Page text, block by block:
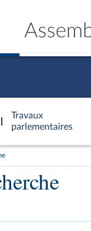
Travaux
parlementaires